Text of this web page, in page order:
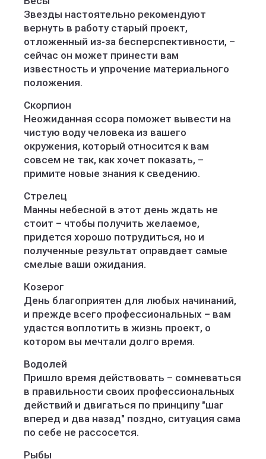
Звезды настоятельно рекомендуют
вернуть в работу старый проект,
отложенный из-за бесперспективности, –
сейчас он может принести вам
известность и упрочение материального
положения.
Скорпион
Неожиданная ссора поможет вывести на
чистую воду человека из вашего
окружения, который относится к вам
совсем не так, как хочет показать, –
примите новые знания к сведению.
Стрелец
Манны небесной в этот день ждать не
стоит – чтобы получить желаемое,
придется хорошо потрудиться, но и
полученные результат оправдает самые
смелые ваши ожидания.
Козерог
День благоприятен для любых начинаний,
и прежде всего профессиональных – вам
удастся воплотить в жизнь проект, о
котором вы мечтали долго время.
Водолей
Пришло время действовать – сомневаться
в правильности своих профессиональных
действий и двигаться по принципу "шаг
вперед и два назад" поздно, ситуация сама
по себе не рассосется.
Рыбы